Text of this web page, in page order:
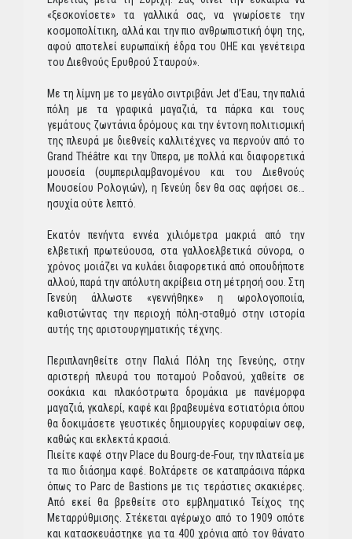
«ξεσκονίσετε» τα γαλλικά σας, να γνωρίσετε την
κοσμοπολίτικη, αλλά και την πιο ανθρωπιστική όψη της,
αφού αποτελεί ευρωπαϊκή έδρα του ΟΗΕ και γενέτειρα
του Διεθνούς Ερυθρού Σταυρού».
Με τη λίμνη με το μεγάλο σιντριβάνι Jet d’Eau, την παλιά
πόλη με τα γραφικά μαγαζιά, τα πάρκα και τους
γεμάτους ζωντάνια δρόμους και την έντονη πολιτισμική
της πλευρά με διεθνείς καλλιτέχνες να περνούν από το
Grand Théâtre και την Όπερα, με πολλά και διαφορετικά
μουσεία (συμπεριλαμβανομένου και του Διεθνούς
Μουσείου Ρολογιών), η Γενεύη δεν θα σας αφήσει σε…
ησυχία ούτε λεπτό.
Εκατόν πενήντα εννέα χιλιόμετρα μακριά από την
ελβετική πρωτεύουσα, στα γαλλοελβετικά σύνορα, ο
χρόνος μοιάζει να κυλάει διαφορετικά από οπουδήποτε
αλλού, παρά την απόλυτη ακρίβεια στη μέτρησή σου. Στη
Γενεύη άλλωστε «γεννήθηκε» η ωρολογοποιία,
καθιστώντας την περιοχή πόλη-σταθμό στην ιστορία
αυτής της αριστουργηματικής τέχνης.
Περιπλανηθείτε στην Παλιά Πόλη της Γενεύης, στην
αριστερή πλευρά του ποταμού Ροδανού, χαθείτε σε
σοκάκια και πλακόστρωτα δρομάκια με πανέμορφα
μαγαζιά, γκαλερί, καφέ και βραβευμένα εστιατόρια όπου
θα δοκιμάσετε γευστικές δημιουργίες κορυφαίων σεφ,
καθώς και εκλεκτά κρασιά.
Πιείτε καφέ στην Place du Bourg-de-Four, την πλατεία με
τα πιο διάσημα καφέ. Βολτάρετε σε καταπράσινα πάρκα
όπως το Parc de Bastions με τις τεράστιες σκακιέρες.
Από εκεί θα βρεθείτε στο εμβληματικό Τείχος της
Μεταρρύθμισης. Στέκεται αγέρωχο από το 1909 οπότε
και κατασκευάστηκε για τα 400 χρόνια από τον θάνατο